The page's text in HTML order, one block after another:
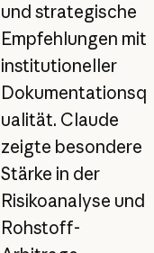
und strategische
Empfehlungen mit
institutioneller
Dokumentationsq
ualität. Claude
zeigte besondere
Stärke in der
Risikoanalyse und
Rohstoff-